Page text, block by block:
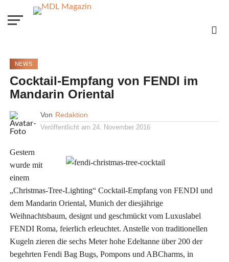
NEWS
Cocktail-Empfang von FENDI im
Mandarin Oriental
Von Redaktion
Veröffentlicht am 24. November 2016
Gestern
wurde mit
einem
„Christmas-Tree-Lighting“ Cocktail-Empfang von FENDI und
dem Mandarin Oriental, Munich der diesjährige
Weihnachtsbaum, designt und geschmückt vom Luxuslabel
FENDI Roma, feierlich erleuchtet. Anstelle von traditionellen
Kugeln zieren die sechs Meter hohe Edeltanne über 200 der
begehrten Fendi Bag Bugs, Pompons und ABCharms, in